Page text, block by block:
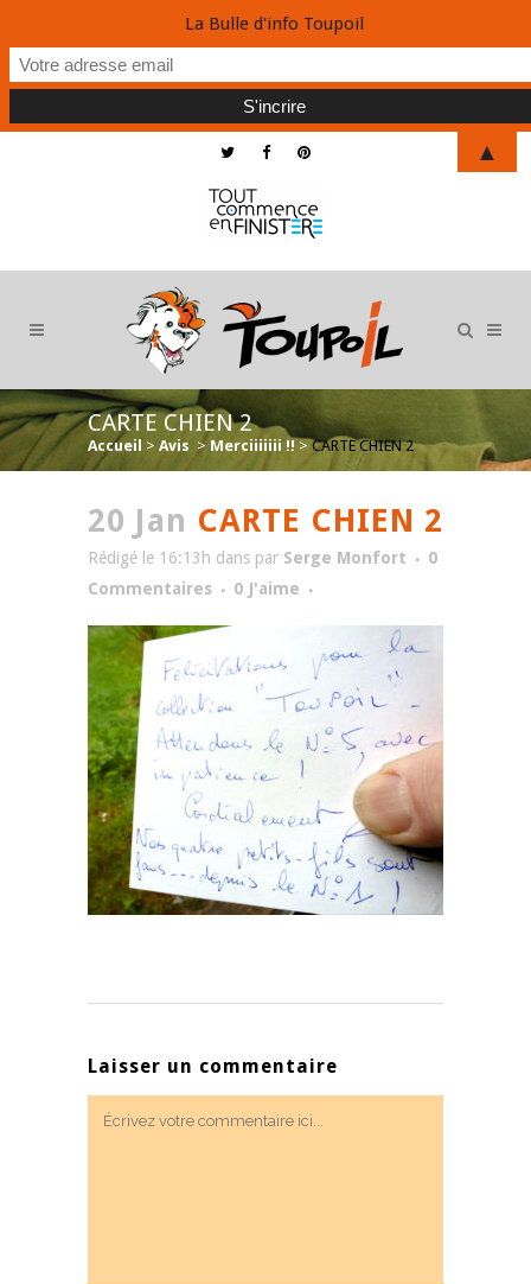
CARTE CHIEN 2
Accueil > Avis > Merciiiiiii !! > CARTE CHIEN 2
20 Jan CARTE CHIEN 2
Rédigé le 16:13h dans par Serge Monfort
0
Commentaires
0 J'aime
Laisser un commentaire
La Bulle d'info Toupoil
▲